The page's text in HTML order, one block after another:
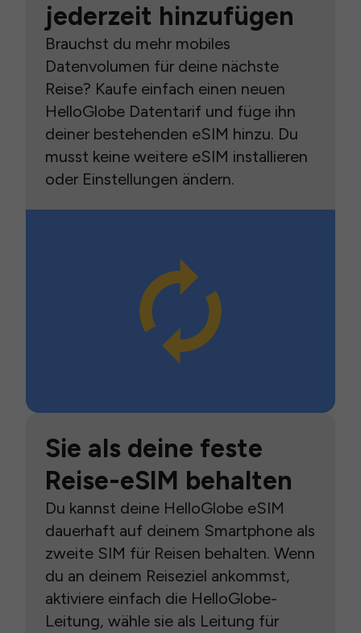
jederzeit hinzufügen
Brauchst du mehr mobiles
Datenvolumen für deine nächste
Reise? Kaufe einfach einen neuen
HelloGlobe Datentarif und füge ihn
deiner bestehenden eSIM hinzu. Du
musst keine weitere eSIM installieren
oder Einstellungen ändern.
Sie als deine feste
Reise-eSIM behalten
Du kannst deine HelloGlobe eSIM
dauerhaft auf deinem Smartphone als
zweite SIM für Reisen behalten. Wenn
du an deinem Reiseziel ankommst,
aktiviere einfach die HelloGlobe-
Leitung, wähle sie als Leitung für